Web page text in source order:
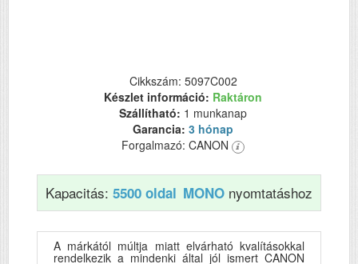
Cikkszám: 5097C002
Készlet információ: Raktáron
Szállítható: 1 munkanap
Garancia: 3 hónap
Forgalmazó: CANON
Kapacitás: 5500 oldal MONO nyomtatáshoz
A márkától múltja miatt elvárható kvalításokkal
rendelkezik a mindenki által jól ismert CANON